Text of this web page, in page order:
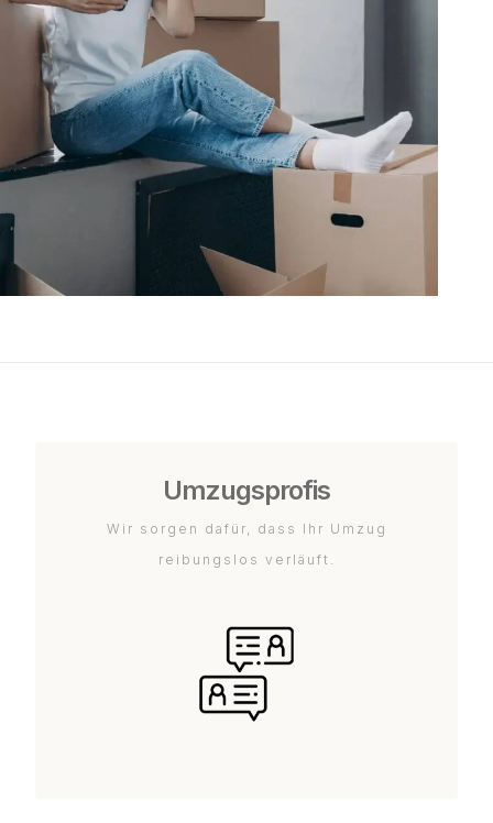
Umzugsprofis
Wir sorgen dafür, dass Ihr Umzug
reibungslos verläuft.